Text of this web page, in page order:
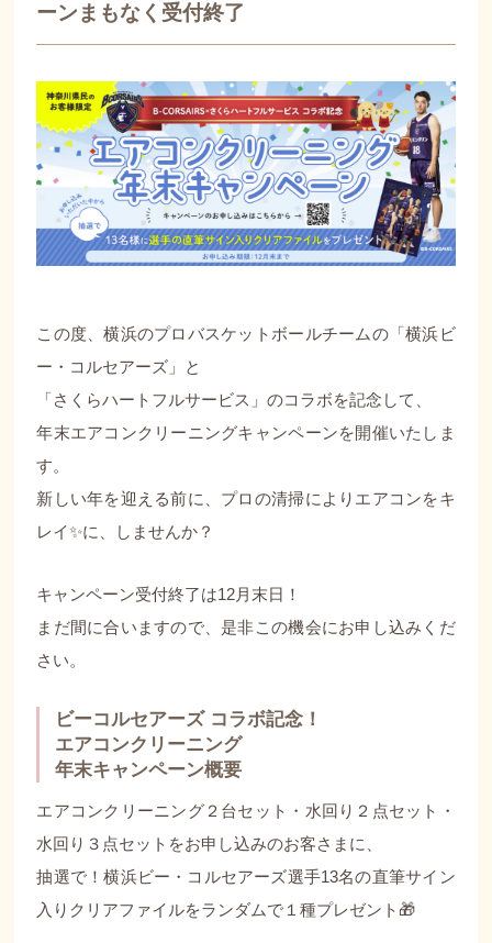
ーンまもなく受付終了
この度、横浜のプロバスケットボールチームの「横浜ビ
ー・コルセアーズ」と
「さくらハートフルサービス」のコラボを記念して、
年末エアコンクリーニングキャンペーンを開催いたしま
す。
新しい年を迎える前に、プロの清掃によりエアコンをキ
レイ✨に、しませんか？
キャンペーン受付終了は12月末日！
まだ間に合いますので、是非この機会にお申し込みくだ
さい。
ビーコルセアーズ コラボ記念！
エアコンクリーニング
年末キャンペーン概要
エアコンクリーニング２台セット・水回り２点セット・
水回り３点セットをお申し込みのお客さまに、
抽選で！横浜ビー・コルセアーズ選手13名の直筆サイン
入りクリアファイルをランダムで１種プレゼント🎁